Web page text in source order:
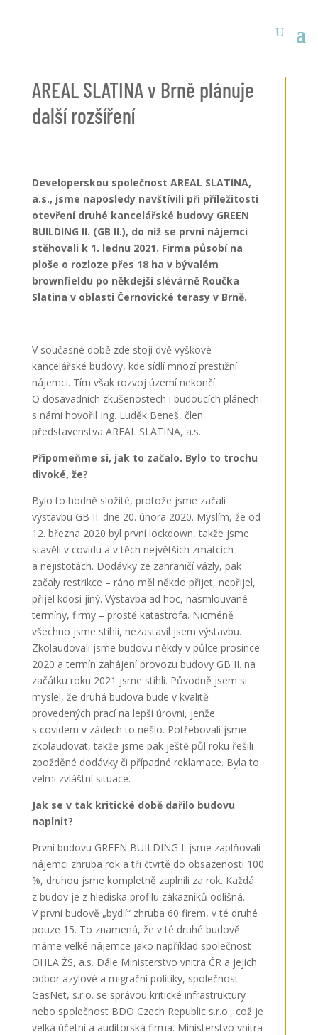
AREAL SLATINA v Brně plánuje
další rozšíření
Developerskou společnost AREAL SLATINA,
a.s., jsme naposledy navštívili při příležitosti
otevření druhé kancelářské budovy GREEN
BUILDING II. (GB II.), do níž se první nájemci
stěhovali k 1. lednu 2021. Firma působí na
ploše o rozloze přes 18 ha v bývalém
brownfieldu po někdejší slévárně Roučka
Slatina v oblasti Černovické terasy v Brně.
V současné době zde stojí dvě výškové
kancelářské budovy, kde sídlí mnozí prestižní
nájemci. Tím však rozvoj území nekončí.
O dosavadních zkušenostech i budoucích plánech
s námi hovořil Ing. Luděk Beneš, člen
představenstva AREAL SLATINA, a.s.
Připomeňme si, jak to začalo. Bylo to trochu
divoké, že?
Bylo to hodně složité, protože jsme začali
výstavbu GB II. dne 20. února 2020. Myslím, že od
12. března 2020 byl první lockdown, takže jsme
stavěli v covidu a v těch největších zmatcích
a nejistotách. Dodávky ze zahraničí vázly, pak
začaly restrikce – ráno měl někdo přijet, nepřijel,
přijel kdosi jiný. Výstavba ad hoc, nasmlouvané
termíny, firmy – prostě katastrofa. Nicméně
všechno jsme stihli, nezastavil jsem výstavbu.
Zkolaudovali jsme budovu někdy v půlce prosince
2020 a termín zahájení provozu budovy GB II. na
začátku roku 2021 jsme stihli. Původně jsem si
myslel, že druhá budova bude v kvalitě
provedených prací na lepší úrovni, jenže
s covidem v zádech to nešlo. Potřebovali jsme
zkolaudovat, takže jsme pak ještě půl roku řešili
zpožděné dodávky či případné reklamace. Byla to
velmi zvláštní situace.
Jak se v tak kritické době dařilo budovu
naplnit?
První budovu GREEN BUILDING I. jsme zaplňovali
nájemci zhruba rok a tři čtvrtě do obsazenosti 100
%, druhou jsme kompletně zaplnili za rok. Každá
z budov je z hlediska profilu zákazníků odlišná.
V první budově „bydlí“ zhruba 60 firem, v té druhé
pouze 15. To znamená, že v té druhé budově
máme velké nájemce jako například společnost
OHLA ŽS, a.s. Dále Ministerstvo vnitra ČR a jejich
odbor azylové a migrační politiky, společnost
GasNet, s.r.o. se správou kritické infrastruktury
nebo společnost BDO Czech Republic s.r.o., což je
velká účetní a auditorská firma. Ministerstvo vnitra